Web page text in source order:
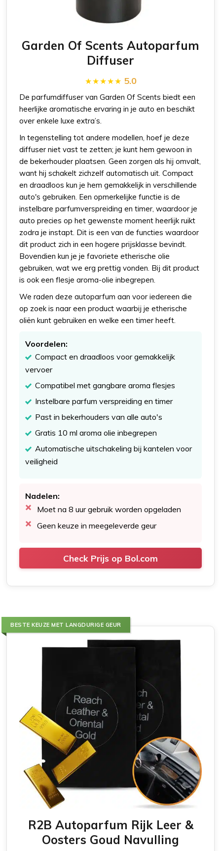
Garden Of Scents Autoparfum
Diffuser
5.0
De parfumdiffuser van Garden Of Scents biedt een
heerlijke aromatische ervaring in je auto en beschikt
over enkele luxe extra’s.
In tegenstelling tot andere modellen, hoef je deze
diffuser niet vast te zetten; je kunt hem gewoon in
de bekerhouder plaatsen. Geen zorgen als hij omvalt,
want hij schakelt zichzelf automatisch uit. Compact
en draadloos kun je hem gemakkelijk in verschillende
auto's gebruiken. Een opmerkelijke functie is de
instelbare parfumverspreiding en timer, waardoor je
auto precies op het gewenste moment heerlijk ruikt
zodra je instapt. Dit is een van de functies waardoor
dit product zich in een hogere prijsklasse bevindt.
Bovendien kun je je favoriete etherische olie
gebruiken, wat we erg prettig vonden. Bij dit product
is ook een flesje aroma-olie inbegrepen.
We raden deze autoparfum aan voor iedereen die
op zoek is naar een product waarbij je etherische
oliën kunt gebruiken en welke een timer heeft.
Voordelen:
Compact en draadloos voor gemakkelijk
vervoer
Compatibel met gangbare aroma flesjes
Instelbare parfum verspreiding en timer
Past in bekerhouders van alle auto's
Gratis 10 ml aroma olie inbegrepen
Automatische uitschakeling bij kantelen voor
veiligheid
Nadelen:
Moet na 8 uur gebruik worden opgeladen
Geen keuze in meegeleverde geur
Check Prijs op Bol.com
BESTE KEUZE MET LANGDURIGE GEUR
R2B Autoparfum Rijk Leer &
Oosters Goud Navulling